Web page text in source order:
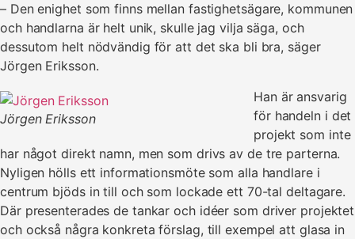
– Den enighet som finns mellan fastighetsägare, kommunen
och handlarna är helt unik, skulle jag vilja säga, och
dessutom helt nödvändig för att det ska bli bra, säger
Jörgen Eriksson.
Jörgen Eriksson
Han är ansvarig
för handeln i det
projekt som inte
har något direkt namn, men som drivs av de tre parterna.
Nyligen hölls ett informationsmöte som alla handlare i
centrum bjöds in till och som lockade ett 70-tal deltagare.
Där presenterades de tankar och idéer som driver projektet
och också några konkreta förslag, till exempel att glasa in